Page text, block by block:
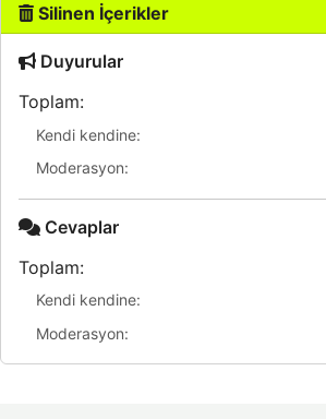
Silinen İçerikler
Duyurular
Toplam:
Kendi kendine:
Moderasyon:
Cevaplar
Toplam:
Kendi kendine:
Moderasyon: